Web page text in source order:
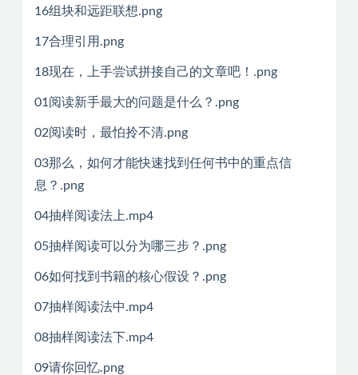
16组块和远距联想.png
17合理引用.png
18现在，上手尝试拼接自己的文章吧！.png
01阅读新手最大的问题是什么？.png
02阅读时，最怕拎不清.png
03那么，如何才能快速找到任何书中的重点信
息？.png
04抽样阅读法上.mp4
05抽样阅读可以分为哪三步？.png
06如何找到书籍的核心假设？.png
07抽样阅读法中.mp4
08抽样阅读法下.mp4
09请你回忆.png